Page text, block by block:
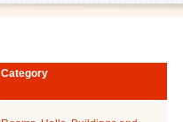
Category